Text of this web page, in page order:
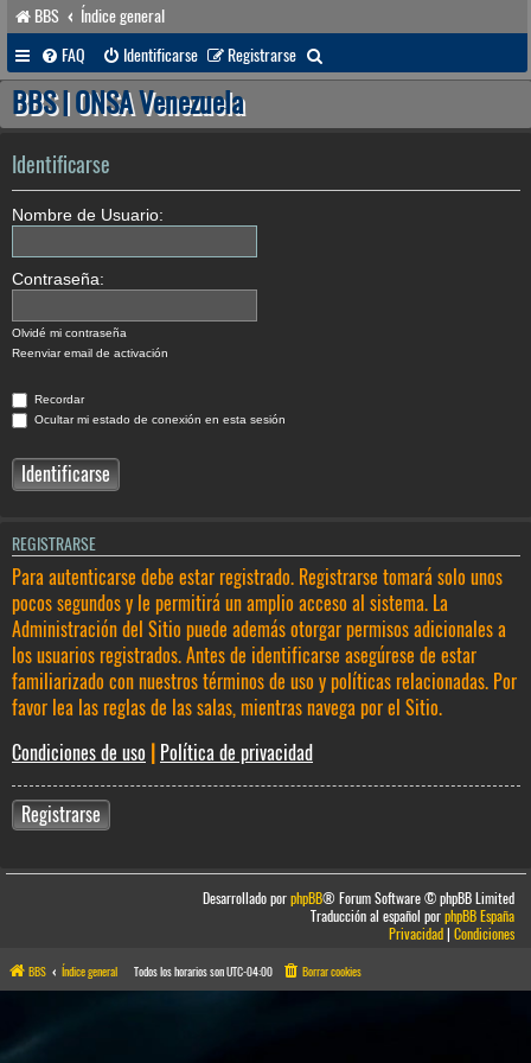
BBS
Índice general
FAQ
Identificarse Registrarse
u
a
BBS | ONSA Venezuela
Identificarse
Nombre de Usuario:
Contraseña:
Olvidé mi contraseña
Reenviar email de activación
Recordar
Ocultar mi estado de conexión en esta sesión
REGISTRARSE
Para autenticarse debe estar registrado. Registrarse tomará solo unos
pocos segundos y le permitirá un amplio acceso al sistema. La
Administración del Sitio puede además otorgar permisos adicionales a
los usuarios registrados. Antes de identificarse asegúrese de estar
familiarizado con nuestros términos de uso y políticas relacionadas. Por
favor lea las reglas de las salas, mientras navega por el Sitio.
Condiciones de uso
Política de privacidad
Registrarse
Desarrollado porphpBB® Forum Software © phpBB Limited
Traducción al español porphpBB España
Privacidad|Condiciones
BBS Índice general Todos los horarios sonUTC-04:00 Borrar cookies